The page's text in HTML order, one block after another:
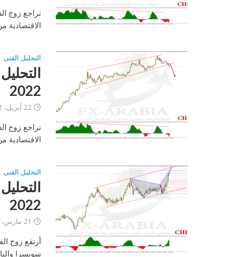
تراجع زوج
الاقتصادية
التحليل الفنى
2022
22 أبريل، 2022
تراجع زوج
الاقتصادية
التحليل الفنى
2022
21 مارس، 2022
أرتفع زوج
سويسرا